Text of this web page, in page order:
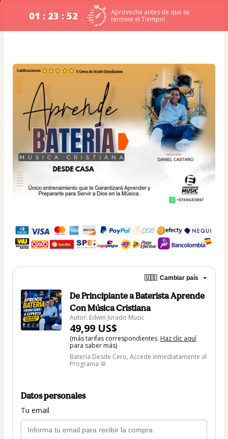
01 : 23 : 52
Aprovecha antes de que se
termine el Tiempo!
🇺🇸 Cambiar país
De Principiante a Baterista Aprende
Con Música Cristiana
Autor: Edwin Jurado Music
49,99 US$
(más tarifas correspondientes. Haz clic aquí
para saber más)
Batería Desde Cero, Accede inmediatamente al
Programa 🥁
Datos personales
Tu email